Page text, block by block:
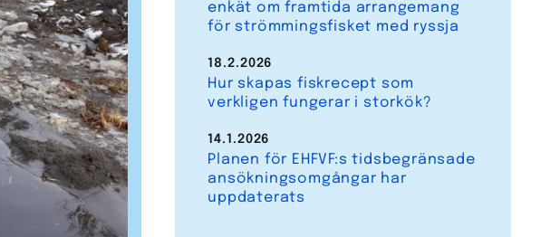
enkät om framtida arrangemang
för strömmingsfisket med ryssja
Hur skapas fiskrecept som
verkligen fungerar i storkök?
18.2.2026
Planen för EHFVF:s tidsbegränsade
ansökningsomgångar har
uppdaterats
14.1.2026